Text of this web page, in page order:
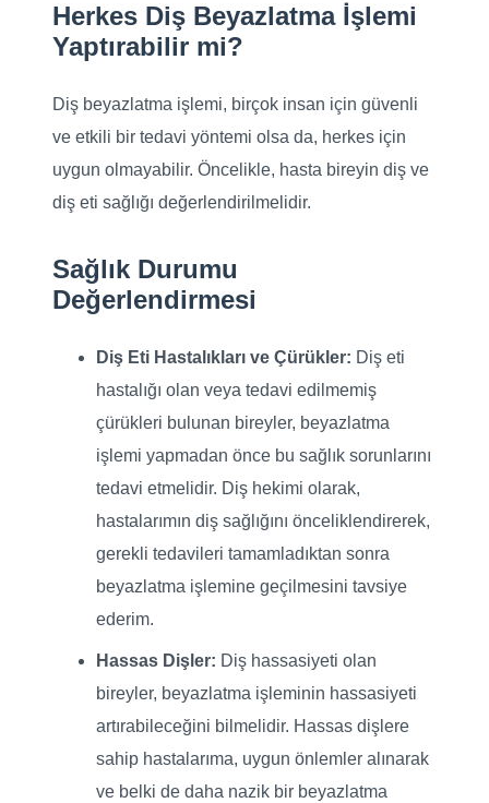
Herkes Diş Beyazlatma İşlemi
Yaptırabilir mi?
Diş beyazlatma işlemi, birçok insan için güvenli
ve etkili bir tedavi yöntemi olsa da, herkes için
uygun olmayabilir. Öncelikle, hasta bireyin diş ve
diş eti sağlığı değerlendirilmelidir.
Sağlık Durumu
Değerlendirmesi
Diş Eti Hastalıkları ve Çürükler: Diş eti
hastalığı olan veya tedavi edilmemiş
çürükleri bulunan bireyler, beyazlatma
işlemi yapmadan önce bu sağlık sorunlarını
tedavi etmelidir. Diş hekimi olarak,
hastalarımın diş sağlığını önceliklendirerek,
gerekli tedavileri tamamladıktan sonra
beyazlatma işlemine geçilmesini tavsiye
ederim.
Hassas Dişler: Diş hassasiyeti olan
bireyler, beyazlatma işleminin hassasiyeti
artırabileceğini bilmelidir. Hassas dişlere
sahip hastalarıma, uygun önlemler alınarak
ve belki de daha nazik bir beyazlatma